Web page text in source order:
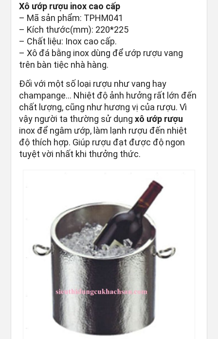
Xô ướp rượu inox cao cấp
– Mã sản phẩm: TPHM041
– Kích thước(mm): 220*225
– Chất liệu: Inox cao cấp.
– Xô đá bằng inox dùng để ướp rượu vang
trên bàn tiệc nhà hàng.
Đối với một số loại rượu như vang hay
champange… Nhiệt độ ảnh hưởng rất lớn đến
chất lượng, cũng như hương vị của rượu. Vì
vậy người ta thường sử dụngxô ướp rượu
inox để ngâm ướp, làm lạnh rượu đến nhiệt
độ thích hợp. Giúp rượu đạt được độ ngon
tuyệt vời nhất khi thưởng thức.